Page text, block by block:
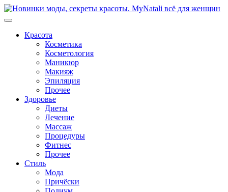
Перейти
к
Красота
Косметика
Косметология
Маникюр
Макияж
Эпиляция
Прочее
Здоровье
Диеты
Лечение
Массаж
Процедуры
Фитнес
Прочее
Стиль
Мода
Причёски